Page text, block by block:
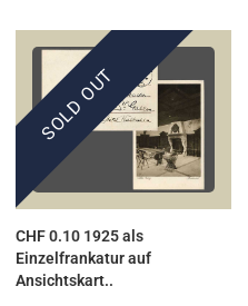
SOLD OUT
CHF 0.10 1925 als
Einzelfrankatur auf
Ansichtskart..